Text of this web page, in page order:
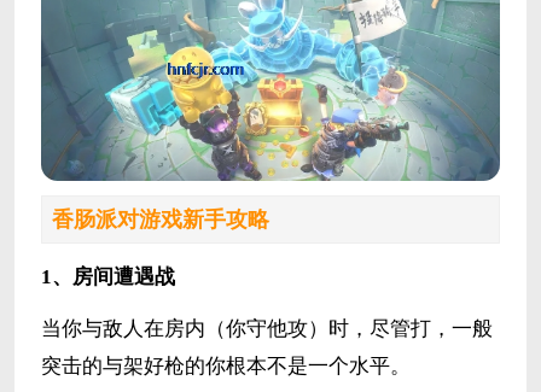
香肠派对游戏新手攻略
1、房间遭遇战
当你与敌人在房内（你守他攻）时，尽管打，一般
突击的与架好枪的你根本不是一个水平。